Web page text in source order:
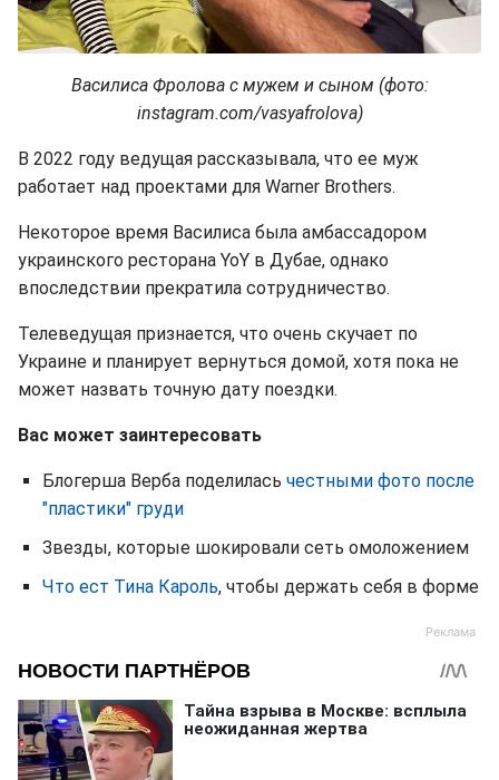
Василиса Фролова с мужем и сыном (фото:
instagram.com/vasyafrolova)
В 2022 году ведущая рассказывала, что ее муж
работает над проектами для Warner Brothers.
Некоторое время Василиса была амбассадором
украинского ресторана YoY в Дубае, однако
впоследствии прекратила сотрудничество.
Телеведущая признается, что очень скучает по
Украине и планирует вернуться домой, хотя пока не
может назвать точную дату поездки.
Вас может заинтересовать
Блогерша Верба поделилась честными фото после
"пластики" груди
Звезды, которые шокировали сеть омоложением
Что ест Тина Кароль, чтобы держать себя в форме